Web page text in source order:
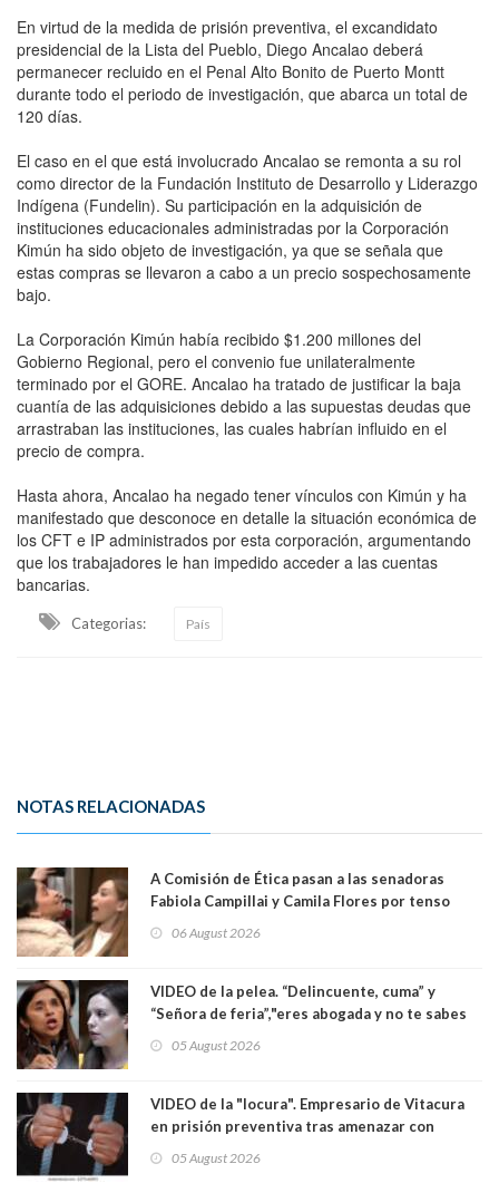
En virtud de la medida de prisión preventiva, el excandidato
presidencial de la Lista del Pueblo, Diego Ancalao deberá
permanecer recluido en el Penal Alto Bonito de Puerto Montt
durante todo el periodo de investigación, que abarca un total de
120 días.
El caso en el que está involucrado Ancalao se remonta a su rol
como director de la Fundación Instituto de Desarrollo y Liderazgo
Indígena (Fundelin). Su participación en la adquisición de
instituciones educacionales administradas por la Corporación
Kimún ha sido objeto de investigación, ya que se señala que
estas compras se llevaron a cabo a un precio sospechosamente
bajo.
La Corporación Kimún había recibido $1.200 millones del
Gobierno Regional, pero el convenio fue unilateralmente
terminado por el GORE. Ancalao ha tratado de justificar la baja
cuantía de las adquisiciones debido a las supuestas deudas que
arrastraban las instituciones, las cuales habrían influido en el
precio de compra.
Hasta ahora, Ancalao ha negado tener vínculos con Kimún y ha
manifestado que desconoce en detalle la situación económica de
los CFT e IP administrados por esta corporación, argumentando
que los trabajadores le han impedido acceder a las cuentas
bancarias.
Categorias: País
NOTAS RELACIONADAS
A Comisión de Ética pasan a las senadoras
Fabiola Campillai y Camila Flores por tenso
06 August 2026
VIDEO de la pelea. “Delincuente, cuma” y
“Señora de feria”,"eres abogada y no te sabes
senadoras Camila Flores y Fabiola Campillai en
05 August 2026
VIDEO de la "locura". Empresario de Vitacura
en prisión preventiva tras amenazar con
Los persiguió en potente camioneta
05 August 2026